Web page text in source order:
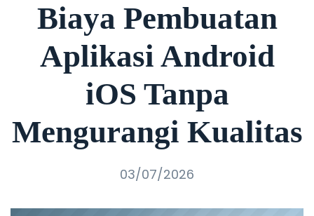
Biaya Pembuatan
Aplikasi Android
iOS Tanpa
Mengurangi Kualitas
03/07/2026